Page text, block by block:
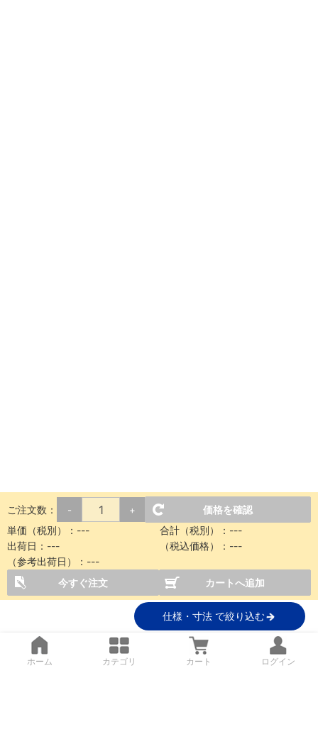
ご注文数： - +
価格を確認
単価（税別）： --- 合計（税別）： ---
出荷日： --- （税込価格）： ---
（参考出荷日）： ---
今すぐ注文
カートへ追加
仕様・寸法 で絞り込む
ホーム カテゴリ カート ログイン